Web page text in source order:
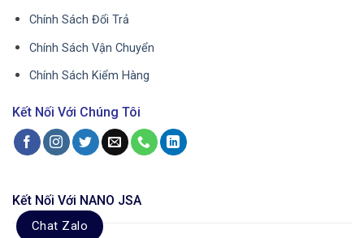
Chính Sách Đổi Trả
Chính Sách Vận Chuyển
Chính Sách Kiểm Hàng
Kết Nối Với Chúng Tôi
Kết Nối Với NANO JSA
Chat Zalo